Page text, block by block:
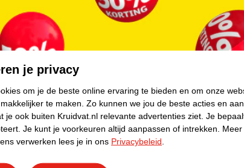
je niet thuis te blijven
advies krijgt over
Kruidvat fotokiosk
In de winkel vind je
geheugenkaartje, jouw
WeCycle
In deze Kruidvat vind je
apparaten. Deze kan je
je privacy
om je de beste online ervaring te bieden en om onze
te maken. Zo kunnen we jou de beste acties en
je ook buiten Kruidvat.nl relevante advertenties ziet. Je
Je kunt je voorkeuren altijd aanpassen of intrekken.
verwerken lees je in ons Privacybeleid